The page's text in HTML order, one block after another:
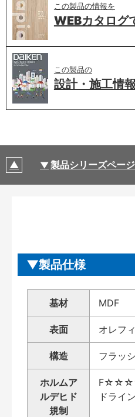
この製品の情報を
WEBカタログ
この製品の
設計・施工情
製品シリーズペー
製品仕様
基材 MDF
表面 オレフ
構造 フラッ
ホルムア
ルデヒド
規制
F☆☆☆☆
ドライン